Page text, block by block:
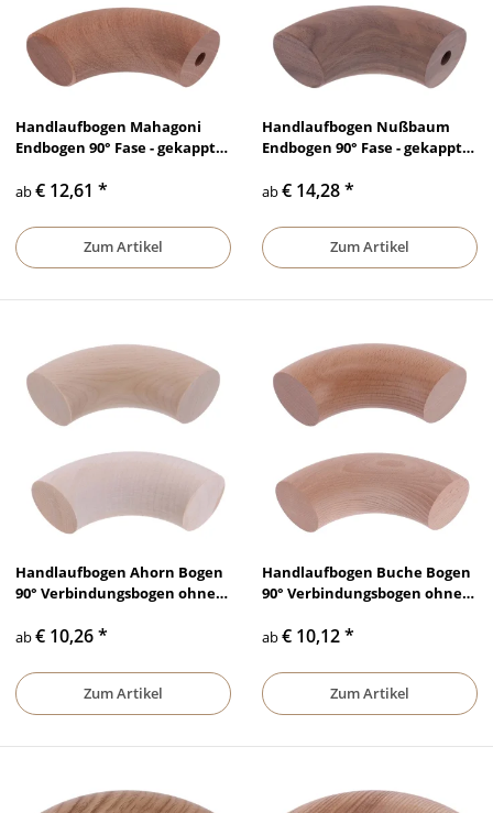
Handlaufbogen Mahagoni
Endbogen 90° Fase - gekappt
unbehandelt, Ø 35 mm - Ø 50
ab€ 12,61 *
Zum Artikel
Handlaufbogen Nußbaum
Endbogen 90° Fase - gekappt
unbehandelt, Ø 35 mm - Ø 50
ab€ 14,28*
Zum Artikel
Handlaufbogen Ahorn Bogen
90° Verbindungsbogen ohne
unbehandelt, Ø 35 mm - Ø 50
ab€ 10,26*
Zum Artikel
Handlaufbogen Buche Bogen
90° Verbindungsbogen ohne
unbehandelt, Ø 35 mm - Ø 50
ab€ 10,12*
Zum Artikel